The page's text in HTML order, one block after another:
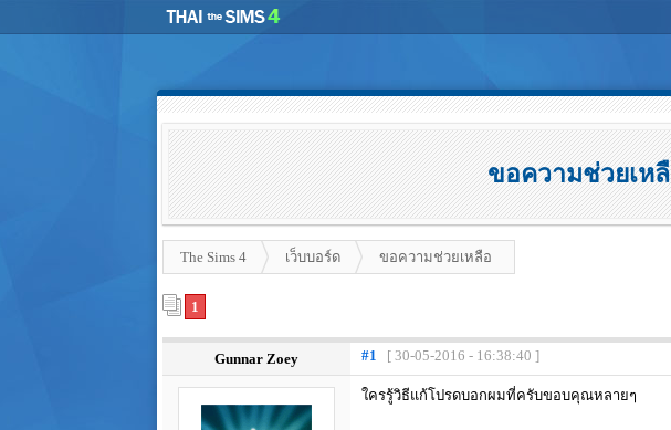
ขอความช่วยเหลื
The Sims 4 เว็บบอร์ด ขอความช่วยเหลือ
1
Gunnar Zoey #1 [ 30-05-2016 - 16:38:40 ]
ใครรู้วิธีแก้โปรดบอกผมที่ครับขอบคุณหลายๆ